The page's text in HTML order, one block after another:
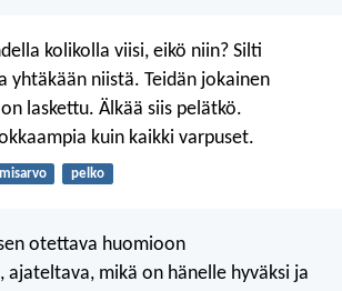
kolikolla viisi, eikö niin? Silti
yhtäkään niistä. Teidän jokainen
laskettu. Älkää siis pelätkö.
kuin kaikki varpuset.
pelko
otettava huomioon
ajateltava, mikä on hänelle hyväksi ja